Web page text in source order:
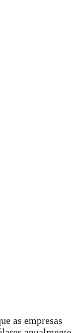
as empresas